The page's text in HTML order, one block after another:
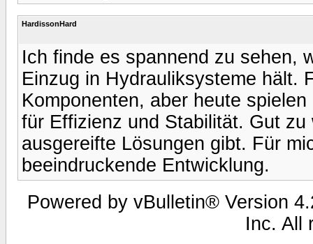
HardissonHard
Ich finde es spannend zu sehen,
Einzug in Hydrauliksysteme hält.
Komponenten, aber heute
für Effizienz und Stabilität. Gut
ausgereifte Lösungen gibt. Für
beeindruckende Entwicklung.
Powered by vBulletin® Version
Inc. All